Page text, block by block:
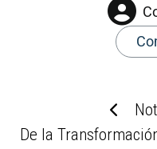
De la